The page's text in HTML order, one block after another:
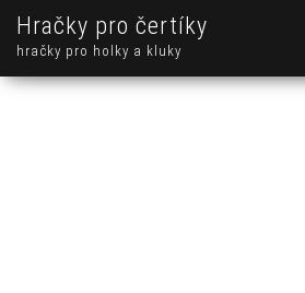
Hračky pro čertíky
hračky pro holky a kluky